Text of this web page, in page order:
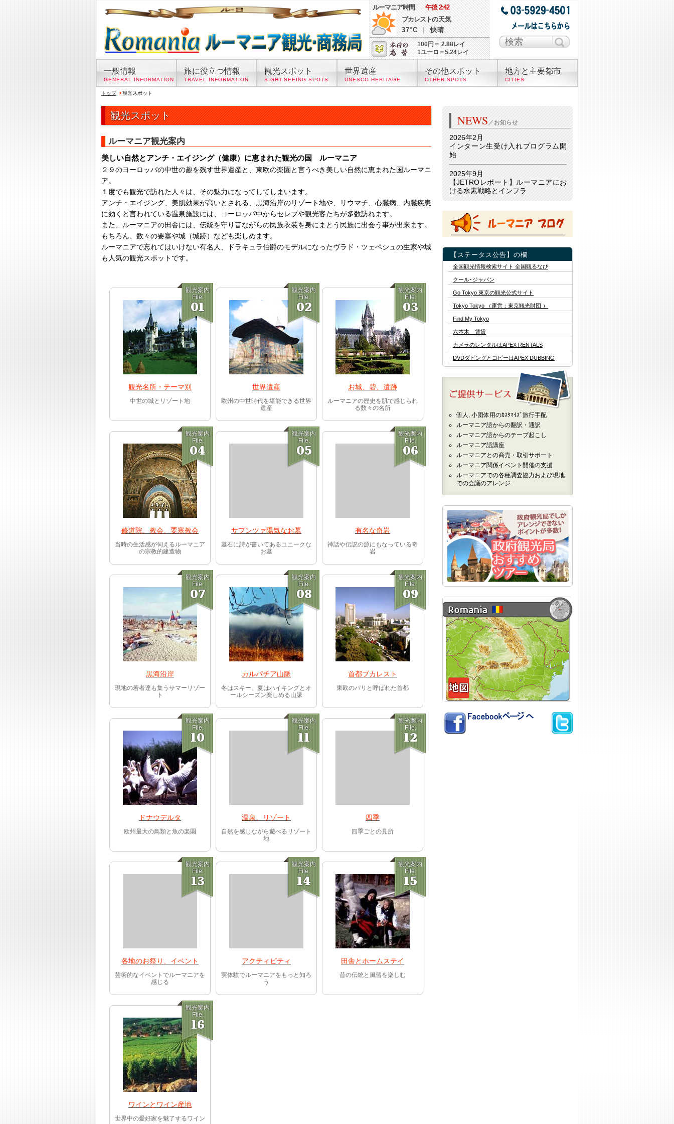
ルーマニア時間午後 2:42
ブカレストの天気
37°C|快晴
100円＝ 2.88レイ
1ユーロ＝5.24レイ
一般情報
GENERAL INFORMATION
旅に役立つ情報
TRAVEL INFORMATION
観光スポット
SIGHT-SEEING SPOTS
世界遺産
UNESCO HERITAGE
その他スポット
OTHER SPOTS
地方と主要都市
CITIES
トップ 観光スポット
観光スポット
ルーマニア観光案内
美しい自然とアンチ・エイジング（健康）に恵まれた観光の国 ルーマニア
２９のヨーロッパの中世の趣を残す世界遺産と、東欧の楽園と言うべき美しい自然に恵まれた国ルーマニ
ア。
１度でも観光で訪れた人々は、その魅力になってしてしまいます。
アンチ・エイジング、美肌効果が高いとされる、黒海沿岸のリゾート地や、リウマチ、心臓病、内臓疾患
に効くと言われている温泉施設には、ヨーロッパ中からセレブや観光客たちが多数訪れます。
また、ルーマニアの田舎には、伝統を守り昔ながらの民族衣装を身にまとう民族に出会う事が出来ます。
もちろん、数々の要塞や城（城跡）なども楽しめます。
ルーマニアで忘れてはいけない有名人、ドラキュラ伯爵のモデルになったヴラド・ツェペシュの生家や城
も人気の観光スポットです。
観光案内
File.
01
観光名所・テーマ別
中世の城とリゾート地
観光案内
File.
02
世界遺産
欧州の中世時代を堪能できる世界
遺産
観光案内
File.
03
お城、砦、遺跡
ルーマニアの歴史を肌で感じられ
る数々の名所
観光案内
File.
04
修道院、教会、要塞教会
当時の生活感が伺えるルーマニア
の宗教的建造物
観光案内
File.
05
サプンツァ陽気なお墓
墓石に詩が書いてあるユニークな
お墓
観光案内
File.
06
有名な奇岩
神話や伝説の源にもなっている奇
岩
観光案内
File.
07
黒海沿岸
現地の若者達も集うサマーリゾー
ト
観光案内
File.
08
カルパチア山脈
冬はスキー、夏はハイキングとオ
ールシーズン楽しめる山脈
観光案内
File.
09
首都ブカレスト
東欧のパリと呼ばれた首都
観光案内
File.
10
ドナウデルタ
欧州最大の鳥類と魚の楽園
観光案内
File.
11
温泉、リゾート
自然を感じながら遊べるリゾート
地
観光案内
File.
12
四季
四季ごとの見所
観光案内
File.
13
各地のお祭り、イベント
芸術的なイベントでルーマニアを
感じる
観光案内
File.
14
アクティビティ
実体験でルーマニアをもっと知ろ
う
観光案内
File.
15
田舎とホームステイ
昔の伝統と風習を楽しむ
観光案内
File.
16
ワインとワイン産地
世界中の愛好家を魅了するワイン
NEWS ／お知らせ
2026年2月
インターン生受け入れプログラム開
始
2025年9月
【JETROレポート】ルーマニアにお
ける水素戦略とインフラ
2025年9月26日
【セミナー･講演会】日・ルーマニア
エネルギーフォーラム
2024年4月19日
「ヨーロッパ進出の最前線～注目を
集めるルーマニアの可能性～」セミ
ナー
詳細はこちら 🔗
全てのイベント情報は
【ステータス公告】の欄
全国観光情報検索サイト 全国観るなび
クール･ジャパン
Go Tokyo 東京の観光公式サイト
Tokyo Tokyo （運営：東京観光財団 ）
Find My Tokyo
六本木 賃貸
カメラのレンタルはAPEX RENTALS
DVDダビングとコピーはAPEX DUBBING
個人, 小団体用のｶｽﾀﾏｲｽﾞ旅行手配
ルーマニア語からの翻訳・通訳
ルーマニア語からのテープ起こし
ルーマニア語講座
ルーマニアとの商売・取引サポート
ルーマニア関係イベント開催の支援
ルーマニアでの各種調査協力および現地
での会議のアレンジ